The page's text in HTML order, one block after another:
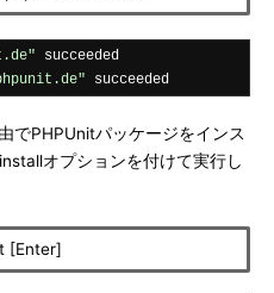
succeeded
でPHPUnitパッケージをインス
オプションを付けて実行し
[Enter]